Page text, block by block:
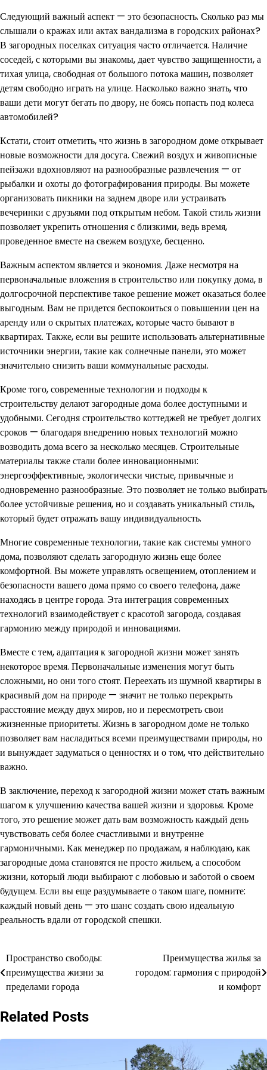
Следующий важный аспект — это безопасность. Сколько раз мы
слышали о кражах или актах вандализма в городских районах?
В загородных поселках ситуация часто отличается. Наличие
соседей, с которыми вы знакомы, дает чувство защищенности, а
тихая улица, свободная от большого потока машин, позволяет
детям свободно играть на улице. Насколько важно знать, что
ваши дети могут бегать по двору, не боясь попасть под колеса
автомобилей?
Кстати, стоит отметить, что жизнь в загородном доме открывает
новые возможности для досуга. Свежий воздух и живописные
пейзажи вдохновляют на разнообразные развлечения — от
рыбалки и охоты до фотографирования природы. Вы можете
организовать пикники на заднем дворе или устраивать
вечеринки с друзьями под открытым небом. Такой стиль жизни
позволяет укрепить отношения с близкими, ведь время,
проведенное вместе на свежем воздухе, бесценно.
Важным аспектом является и экономия. Даже несмотря на
первоначальные вложения в строительство или покупку дома, в
долгосрочной перспективе такое решение может оказаться более
выгодным. Вам не придется беспокоиться о повышении цен на
аренду или о скрытых платежах, которые часто бывают в
квартирах. Также, если вы решите использовать альтернативные
источники энергии, такие как солнечные панели, это может
значительно снизить ваши коммунальные расходы.
Кроме того, современные технологии и подходы к
строительству делают загородные дома более доступными и
удобными. Сегодня строительство коттеджей не требует долгих
сроков — благодаря внедрению новых технологий можно
возводить дома всего за несколько месяцев. Строительные
материалы также стали более инновационными:
энергоэффективные, экологически чистые, привычные и
одновременно разнообразные. Это позволяет не только выбирать
более устойчивые решения, но и создавать уникальный стиль,
который будет отражать вашу индивидуальность.
Многие современные технологии, такие как системы умного
дома, позволяют сделать загородную жизнь еще более
комфортной. Вы можете управлять освещением, отоплением и
безопасности вашего дома прямо со своего телефона, даже
находясь в центре города. Эта интеграция современных
технологий взаимодействует с красотой загорода, создавая
гармонию между природой и инновациями.
Вместе с тем, адаптация к загородной жизни может занять
некоторое время. Первоначальные изменения могут быть
сложными, но они того стоят. Переехать из шумной квартиры в
красивый дом на природе — значит не только перекрыть
расстояние между двух миров, но и пересмотреть свои
жизненные приоритеты. Жизнь в загородном доме не только
позволяет вам насладиться всеми преимуществами природы, но
и вынуждает задуматься о ценностях и о том, что действительно
важно.
В заключение, переход к загородной жизни может стать важным
шагом к улучшению качества вашей жизни и здоровья. Кроме
того, это решение может дать вам возможность каждый день
чувствовать себя более счастливыми и внутренне
гармоничными. Как менеджер по продажам, я наблюдаю, как
загородные дома становятся не просто жильем, а способом
жизни, который люди выбирают с любовью и заботой о своем
будущем. Если вы еще раздумываете о таком шаге, помните:
каждый новый день — это шанс создать свою идеальную
реальность вдали от городской спешки.
Навигация
по
Пространство свободы:
преимущества жизни за
пределами города
Преимущества жилья за
городом: гармония с природой
и комфорт
Related Posts